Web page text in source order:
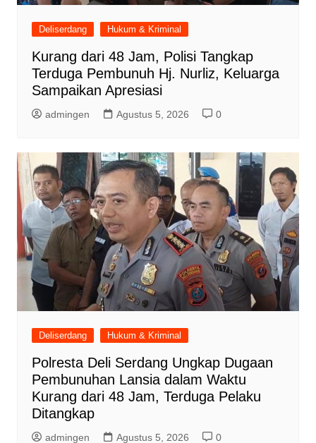
Deliserdang Hukum & Kriminal
Kurang dari 48 Jam, Polisi Tangkap
Terduga Pembunuh Hj. Nurliz, Keluarga
Sampaikan Apresiasi
admingen Agustus 5, 2026 0
Deliserdang Hukum & Kriminal
Polresta Deli Serdang Ungkap Dugaan
Pembunuhan Lansia dalam Waktu
Kurang dari 48 Jam, Terduga Pelaku
Ditangkap
admingen Agustus 5, 2026 0